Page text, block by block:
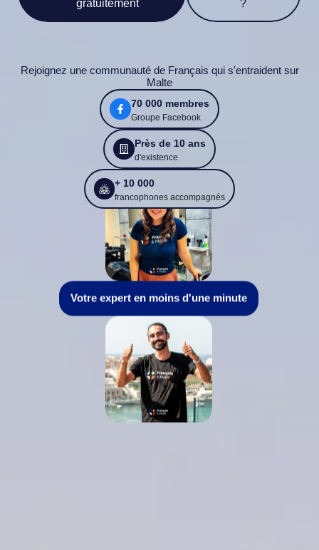
gratuitement
?
Rejoignez une communauté de Français qui s'entraident sur
Malte
70 000 membres
Groupe Facebook
Près de 10 ans
d'existence
+ 10 000
francophones accompagnés
Votre expert en moins d'une minute